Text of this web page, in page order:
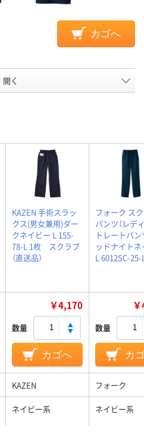
カゴへ
開く
KAZEN 手術スラッ
クス(男女兼用)ダー
クネイビー L 155-
78-L 1枚 スクラブ
（直送品）
フォーク ス
パンツ（レデ
トレートパン
ッドナイト
L 6012SC-25-
￥4,170
数量
カゴへ
数量
カ
KAZEN フォーク
ネイビー系 ネイビー系